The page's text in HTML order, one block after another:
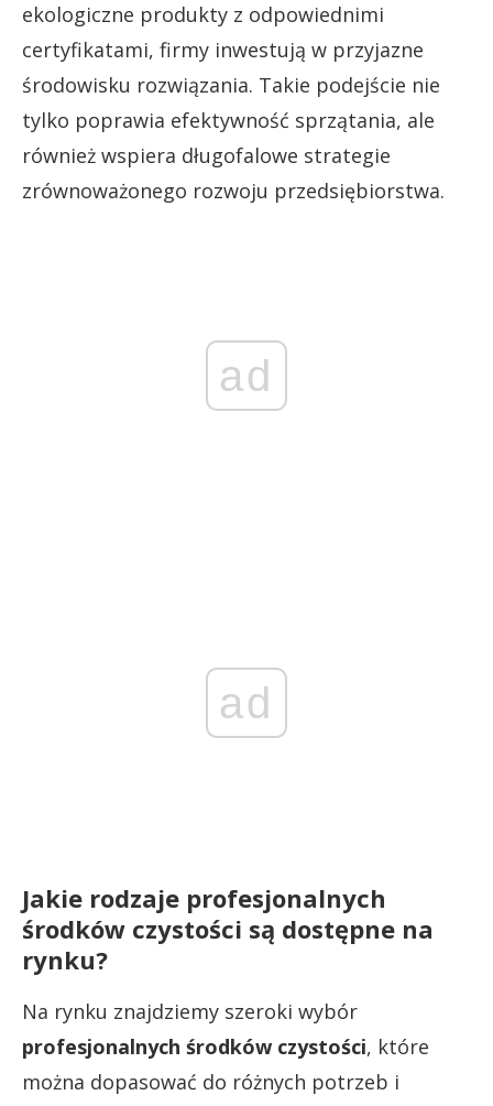
ekologiczne produkty z odpowiednimi
certyfikatami, firmy inwestują w przyjazne
środowisku rozwiązania. Takie podejście nie
tylko poprawia efektywność sprzątania, ale
również wspiera długofalowe strategie
zrównoważonego rozwoju przedsiębiorstwa.
ad
ad
Jakie rodzaje profesjonalnych
środków czystości są dostępne na
rynku?
Na rynku znajdziemy szeroki wybór
profesjonalnych środków czystości, które
można dopasować do różnych potrzeb i